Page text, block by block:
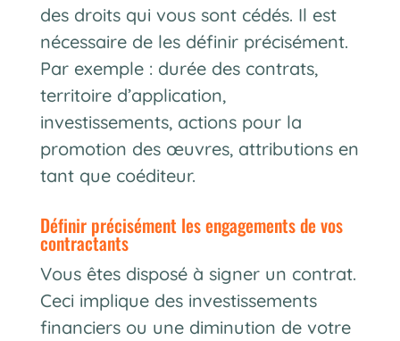
des droits qui vous sont cédés. Il est
nécessaire de les définir précisément.
Par exemple : durée des contrats,
territoire d’application,
investissements, actions pour la
promotion des œuvres, attributions en
tant que coéditeur.
définir précisément les engagements de vos
contractants
Vous êtes disposé à signer un contrat.
Ceci implique des investissements
financiers ou une diminution de votre